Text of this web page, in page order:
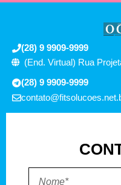
(28) 9 9909-9999
(End. Virtual) Rua
(28) 9 9909-9999